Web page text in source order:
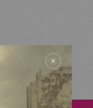
NOS ACTUALITÉS